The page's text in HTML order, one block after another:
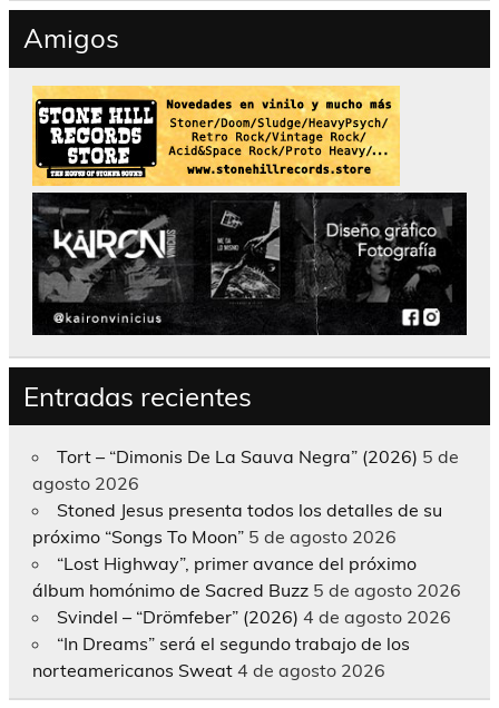
Amigos
Entradas recientes
Tort – “Dimonis De La Sauva Negra” (2026) 5 de
agosto 2026
Stoned Jesus presenta todos los detalles de su
próximo “Songs To Moon” 5 de agosto 2026
“Lost Highway”, primer avance del próximo
álbum homónimo de Sacred Buzz 5 de agosto 2026
Svindel – “Drömfeber” (2026) 4 de agosto 2026
“In Dreams” será el segundo trabajo de los
norteamericanos Sweat 4 de agosto 2026